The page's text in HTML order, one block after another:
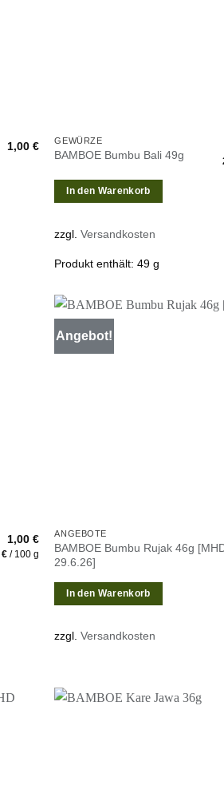
1,00 € GEWÜRZE
BAMBOE Bumbu Bali 49g
In den Warenkorb
zzgl.Versandkosten
Produkt enthält: 49g
1,00 €
€/ 100 g
Angebot!
ANGEBOTE
BAMBOE Bumbu Rujak 46g
29.6.26]
In den Warenkorb
zzgl.Versandkosten